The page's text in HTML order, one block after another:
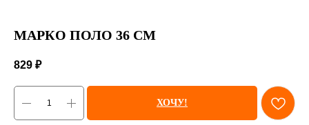
МАРКО ПОЛО 36 СМ
829 ₽
ХОЧУ!